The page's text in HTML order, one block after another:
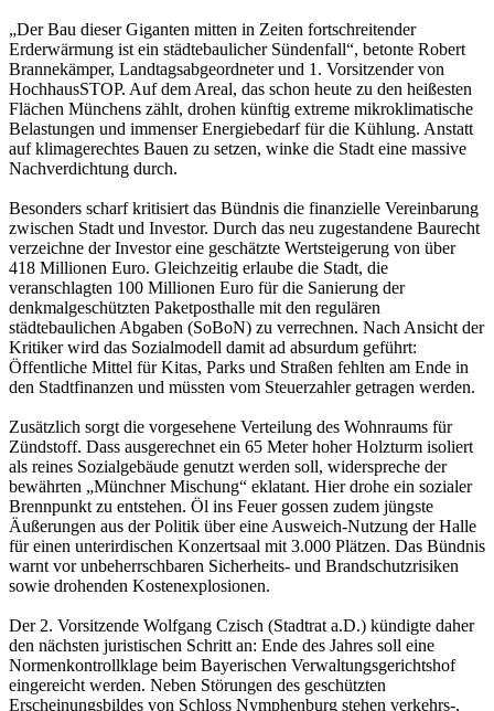
„Der Bau dieser Giganten mitten in Zeiten fortschreitender
Erderwärmung ist ein städtebaulicher Sündenfall“, betonte Robert
Brannekämper, Landtagsabgeordneter und 1. Vorsitzender von
HochhausSTOP. Auf dem Areal, das schon heute zu den heißesten
Flächen Münchens zählt, drohen künftig extreme mikroklimatische
Belastungen und immenser Energiebedarf für die Kühlung. Anstatt
auf klimagerechtes Bauen zu setzen, winke die Stadt eine massive
Nachverdichtung durch.
Besonders scharf kritisiert das Bündnis die finanzielle Vereinbarung
zwischen Stadt und Investor. Durch das neu zugestandene Baurecht
verzeichne der Investor eine geschätzte Wertsteigerung von über
418 Millionen Euro. Gleichzeitig erlaube die Stadt, die
veranschlagten 100 Millionen Euro für die Sanierung der
denkmalgeschützten Paketposthalle mit den regulären
städtebaulichen Abgaben (SoBoN) zu verrechnen. Nach Ansicht der
Kritiker wird das Sozialmodell damit ad absurdum geführt:
Öffentliche Mittel für Kitas, Parks und Straßen fehlten am Ende in
den Stadtfinanzen und müssten vom Steuerzahler getragen werden.
Zusätzlich sorgt die vorgesehene Verteilung des Wohnraums für
Zündstoff. Dass ausgerechnet ein 65 Meter hoher Holzturm isoliert
als reines Sozialgebäude genutzt werden soll, widerspreche der
bewährten „Münchner Mischung“ eklatant. Hier drohe ein sozialer
Brennpunkt zu entstehen. Öl ins Feuer gossen zudem jüngste
Äußerungen aus der Politik über eine Ausweich-Nutzung der Halle
für einen unterirdischen Konzertsaal mit 3.000 Plätzen. Das Bündnis
warnt vor unbeherrschbaren Sicherheits- und Brandschutzrisiken
sowie drohenden Kostenexplosionen.
Der 2. Vorsitzende Wolfgang Czisch (Stadtrat a.D.) kündigte daher
den nächsten juristischen Schritt an: Ende des Jahres soll eine
Normenkontrollklage beim Bayerischen Verwaltungsgerichtshof
eingereicht werden. Neben Störungen des geschützten
Erscheinungsbildes von Schloss Nymphenburg stehen verkehrs-,